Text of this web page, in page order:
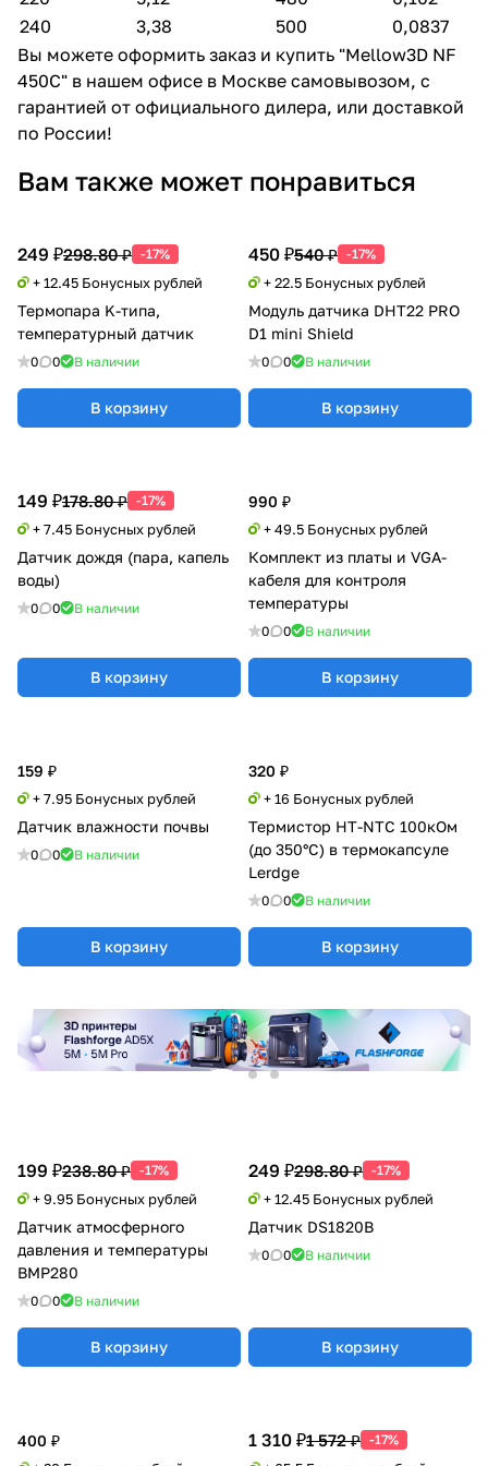
240
3,38 500
0,0837
Вы можете оформить заказ и купить "Mellow3D NF
450C" в нашем офисе в Москве самовывозом, с
гарантией от официального дилера, или доставкой
по России!
Вам также может понравиться
249 ₽298.80 ₽ -17%
+ 12.45 Бонусных рублей
Термопара K-типа,
температурный датчик
0 0 В наличии
В корзину
450 ₽540 ₽ -17%
+ 22.5 Бонусных рублей
Модуль датчика DHT22 PRO
D1 mini Shield
0 0 В наличии
В корзину
990 ₽
+ 49.5 Бонусных рублей
Комплект из платы и VGA-
кабеля для контроля
температуры
0 0 В наличии
В корзину
159 ₽
+ 7.95 Бонусных рублей
Датчик влажности почвы
0 0 В наличии
В корзину
320 ₽
+ 16 Бонусных рублей
Термистор HT-NTC 100кОм
(до 350°C) в термокапсуле
Lerdge
0 0 В наличии
В корзину
199 ₽238.80 ₽ -17%
+ 9.95 Бонусных рублей
Датчик атмосферного
давления и температуры
BMP280
0 0 В наличии
В корзину
249 ₽298.80 ₽ -17%
+ 12.45 Бонусных рублей
Датчик DS1820B
0 0 В наличии
В корзину
149 ₽178.80 ₽ -17%
+ 7.45 Бонусных рублей
Датчик дождя (пара, капель
воды)
0 0 В наличии
В корзину
400 ₽ 1 310 ₽1 572 ₽ -17%